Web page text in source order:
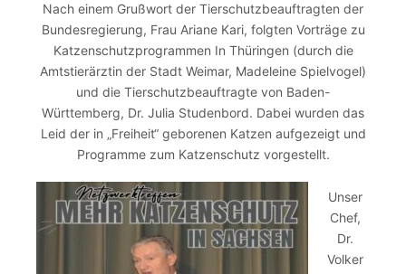
Nach einem Grußwort der Tierschutzbeauftragten der
Bundesregierung, Frau Ariane Kari, folgten Vorträge zu
Katzenschutzprogrammen In Thüringen (durch die
Amtstierärztin der Stadt Weimar, Madeleine Spielvogel)
und die Tierschutzbeauftragte von Baden-
Württemberg, Dr. Julia Studenbord. Dabei wurden das
Leid der in „Freiheit“ geborenen Katzen aufgezeigt und
Programme zum Katzenschutz vorgestellt.
Unser
Chef,
Dr.
Volker